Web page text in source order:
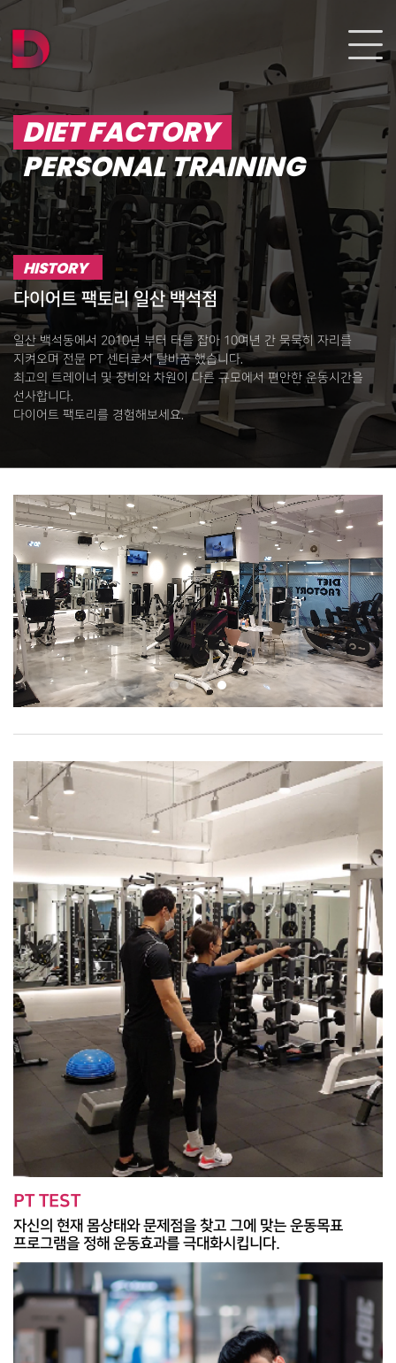
DIET FACTORY
PERSONAL TRAINING
HISTORY
다이어트 팩토리 일산 백석점
일산 백석동에서 2010년 부터 터를 잡아 10여년 간 묵묵히 자리를
지켜오며 전문 PT 센터로서 탈바꿈 했습니다.
최고의 트레이너 및 장비와 차원이 다른 규모에서 편안한 운동시간을
선사합니다.
다이어트 팩토리를 경험해보세요.
1 2 3 4
PT TEST
자신의 현재 몸상태와 문제점을 찾고 그에 맞는 운동목표
프로그램을 정해 운동효과를 극대화시킵니다.